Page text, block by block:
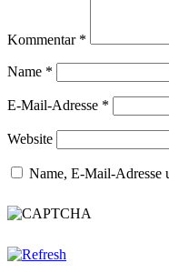
Kommentar *
Name *
E-Mail-Adresse *
Website
Name, E-Mail-Adresse